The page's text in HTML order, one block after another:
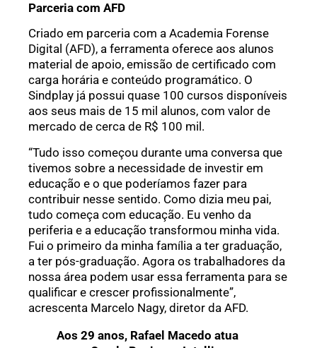
Parceria com AFD
Criado em parceria com a Academia Forense
Digital (AFD), a ferramenta oferece aos alunos
material de apoio, emissão de certificado com
carga horária e conteúdo programático. O
Sindplay já possui quase 100 cursos disponíveis
aos seus mais de 15 mil alunos, com valor de
mercado de cerca de R$ 100 mil.
“Tudo isso começou durante uma conversa que
tivemos sobre a necessidade de investir em
educação e o que poderíamos fazer para
contribuir nesse sentido. Como dizia meu pai,
tudo começa com educação. Eu venho da
periferia e a educação transformou minha vida.
Fui o primeiro da minha família a ter graduação,
a ter pós-graduação. Agora os trabalhadores da
nossa área podem usar essa ferramenta para se
qualificar e crescer profissionalmente”,
acrescenta Marcelo Nagy, diretor da AFD.
Aos 29 anos, Rafael Macedo atua